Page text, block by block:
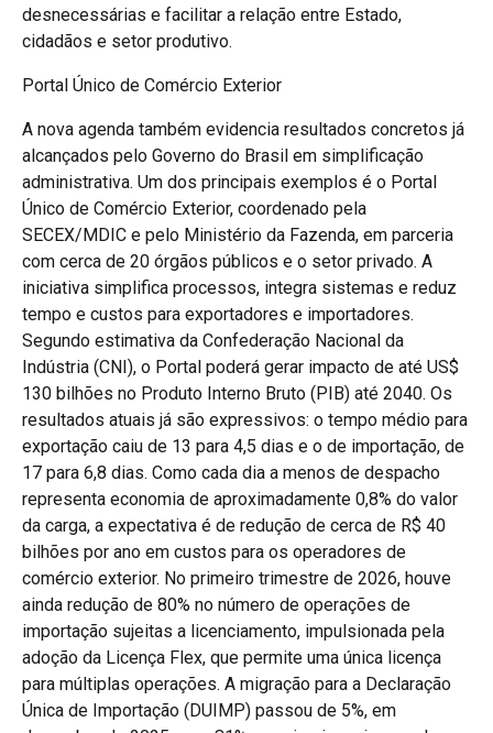
desnecessárias e facilitar a relação entre Estado,
cidadãos e setor produtivo.
Portal Único de Comércio Exterior
A nova agenda também evidencia resultados concretos já
alcançados pelo Governo do Brasil em simplificação
administrativa. Um dos principais exemplos é o Portal
Único de Comércio Exterior, coordenado pela
SECEX/MDIC e pelo Ministério da Fazenda, em parceria
com cerca de 20 órgãos públicos e o setor privado. A
iniciativa simplifica processos, integra sistemas e reduz
tempo e custos para exportadores e importadores.
Segundo estimativa da Confederação Nacional da
Indústria (CNI), o Portal poderá gerar impacto de até US$
130 bilhões no Produto Interno Bruto (PIB) até 2040. Os
resultados atuais já são expressivos: o tempo médio para
exportação caiu de 13 para 4,5 dias e o de importação, de
17 para 6,8 dias. Como cada dia a menos de despacho
representa economia de aproximadamente 0,8% do valor
da carga, a expectativa é de redução de cerca de R$ 40
bilhões por ano em custos para os operadores de
comércio exterior. No primeiro trimestre de 2026, houve
ainda redução de 80% no número de operações de
importação sujeitas a licenciamento, impulsionada pela
adoção da Licença Flex, que permite uma única licença
para múltiplas operações. A migração para a Declaração
Única de Importação (DUIMP) passou de 5%, em